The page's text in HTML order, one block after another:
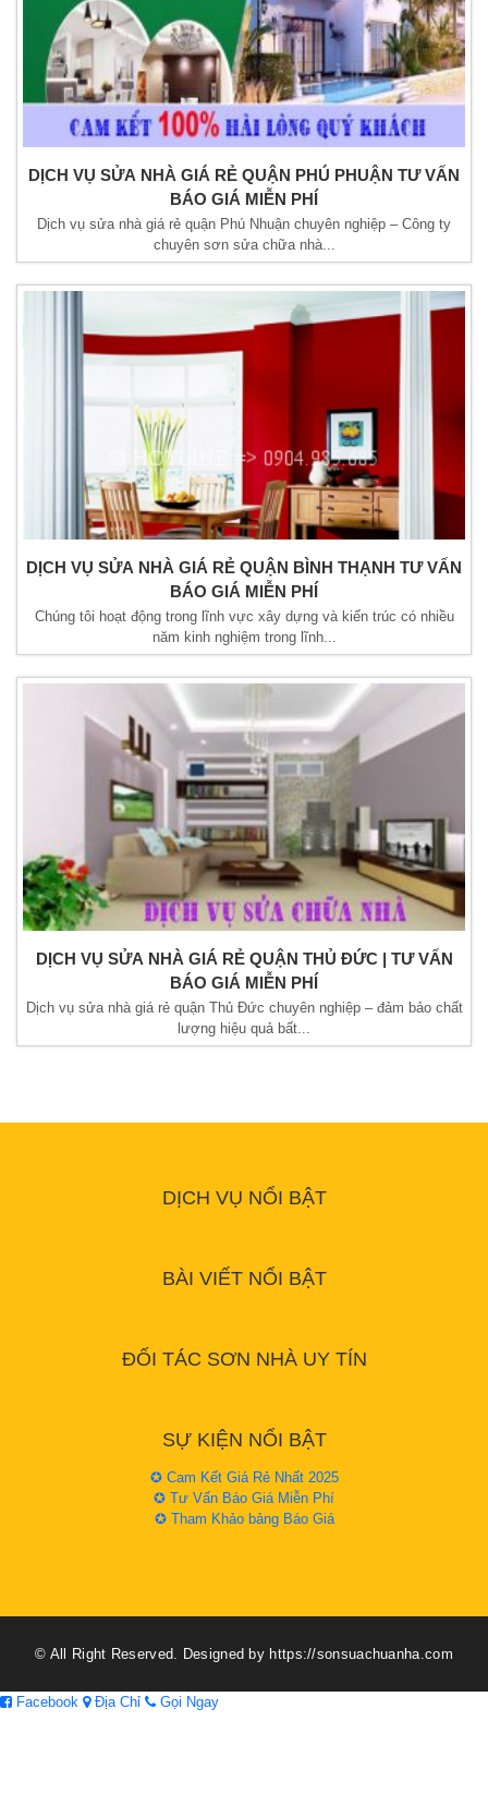
DỊCH VỤ SỬA NHÀ GIÁ RẺ QUẬN PHÚ PHUẬN TƯ VẤN
BÁO GIÁ MIỄN PHÍ
Dịch vụ sửa nhà giá rẻ quận Phú Nhuận chuyên nghiệp – Công ty
chuyên sơn sửa chữa nhà...
DỊCH VỤ SỬA NHÀ GIÁ RẺ QUẬN BÌNH THẠNH TƯ VẤN
BÁO GIÁ MIỄN PHÍ
Chúng tôi hoạt động trong lĩnh vực xây dựng và kiến trúc có nhiều
năm kinh nghiệm trong lĩnh...
DỊCH VỤ SỬA NHÀ GIÁ RẺ QUẬN THỦ ĐỨC | TƯ VẤN
BÁO GIÁ MIỄN PHÍ
Dịch vụ sửa nhà giá rẻ quận Thủ Đức chuyên nghiệp – đảm bảo chất
lượng hiệu quả bất...
DỊCH VỤ NỔI BẬT
BÀI VIẾT NỔI BẬT
ĐỐI TÁC SƠN NHÀ UY TÍN
SỰ KIỆN NỔI BẬT
✪ Cam Kết Giá Rẻ Nhất 2025
✪ Tư Vấn Báo Giá Miễn Phí
✪ Tham Khảo bảng Báo Giá
© All Right Reserved. Designed by https://sonsuachuanha.com
Facebook Địa Chỉ Gọi Ngay